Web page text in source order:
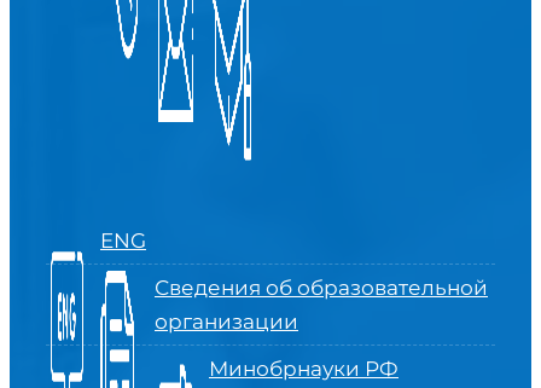
ENG
Сведения об образовательной
организации
Минобрнауки РФ